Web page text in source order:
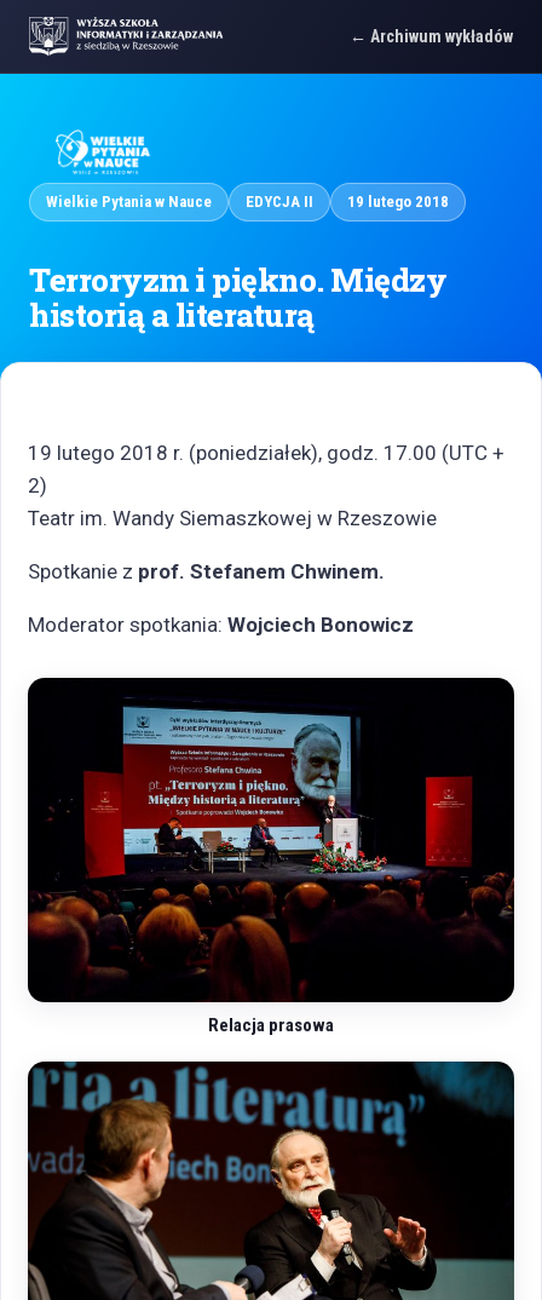
Archiwum wykładów
Wielkie Pytania w Nauce EDYCJA II 19 lutego 2018
Terroryzm i piękno. Między
historią a literaturą
19 lutego 2018 r. (poniedziałek), godz. 17.00 (UTC +
2)
Teatr im. Wandy Siemaszkowej w Rzeszowie
Spotkanie z prof. Stefanem Chwinem.
Moderator spotkania:Wojciech Bonowicz
Relacja prasowa